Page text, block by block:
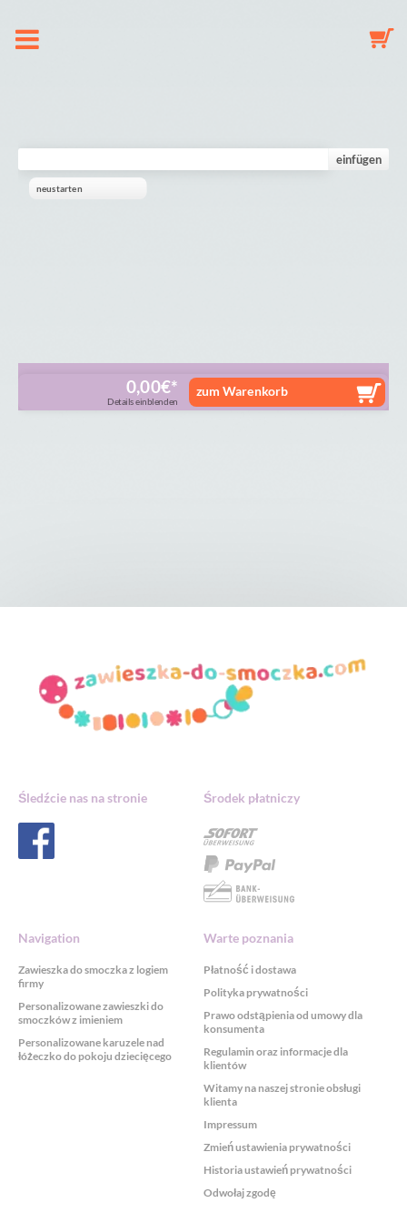
einfügen
neustarten
0,00€
Details einblenden
zum Warenkorb
Śledźcie nas na stronie Środek płatniczy
Navigation
Zawieszka do smoczka z logiem
firmy
Personalizowane zawieszki do
smoczków z imieniem
Personalizowane karuzele nad
łóżeczko do pokoju dziecięcego
Warte poznania
Płatność i dostawa
Polityka prywatności
Prawo odstąpienia od umowy dla
konsumenta
Regulamin oraz informacje dla
klientów
Witamy na naszej stronie obsługi
klienta
Impressum
Zmień ustawienia prywatności
Historia ustawień prywatności
Odwołaj zgodę